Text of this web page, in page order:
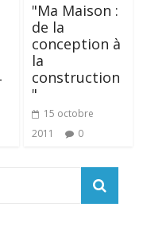
"Ma Maison :
de la
conception à
la
construction
"
15 octobre
2011
0